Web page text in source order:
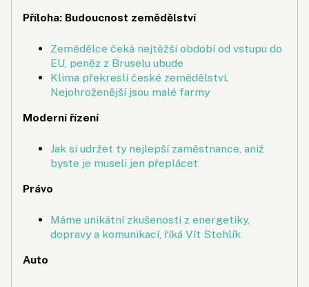
Příloha: Budoucnost zemědělství
Zemědělce čeká nejtěžší období od vstupu do
EU, peněz z Bruselu ubude
Klima překreslí české zemědělství.
Nejohroženější jsou malé farmy
Moderní řízení
Jak si udržet ty nejlepší zaměstnance, aniž
byste je museli jen přeplácet
Právo
Máme unikátní zkušenosti z energetiky,
dopravy a komu­nikací, říká Vít Stehlík
Auto